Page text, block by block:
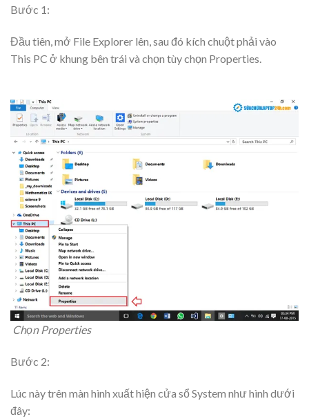
Bước 1:
Đầu tiên, mở File Explorer lên, sau đó kích chuột phải vào
This PC ở khung bên trái và chọn tùy chọn Properties.
Chọn Properties
Bước 2:
Lúc này trên màn hình xuất hiện cửa sổ System như hình dưới
đây: